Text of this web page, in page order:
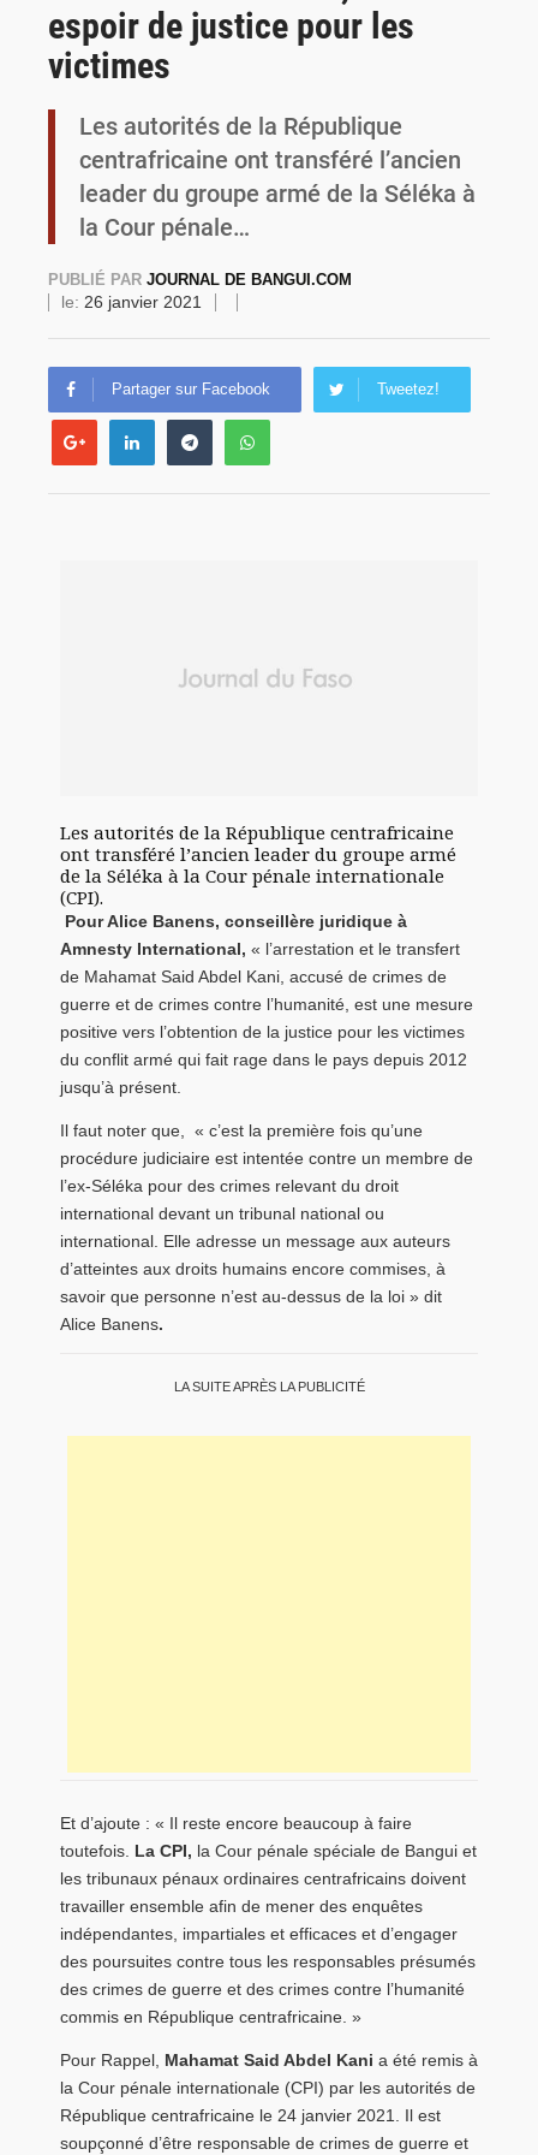
espoir de justice pour les
victimes
Les autorités de la République
centrafricaine ont transféré l’ancien
leader du groupe armé de la Séléka à
la Cour pénale…
PUBLIÉ PAR JOURNAL DE BANGUI.COM
le: 26 janvier 2021
Partager sur Facebook Tweetez!
Les autorités de la République centrafricaine
ont transféré l’ancien leader du groupe armé
de la Séléka à la Cour pénale internationale
(CPI).
Pour Alice Banens, conseillère juridique à
Amnesty International, « l’arrestation et le transfert
de Mahamat Said Abdel Kani, accusé de crimes de
guerre et de crimes contre l’humanité, est une mesure
positive vers l’obtention de la justice pour les victimes
du conflit armé qui fait rage dans le pays depuis 2012
jusqu’à présent.
Il faut noter que, « c’est la première fois qu’une
procédure judiciaire est intentée contre un membre de
l’ex-Séléka pour des crimes relevant du droit
international devant un tribunal national ou
international. Elle adresse un message aux auteurs
d’atteintes aux droits humains encore commises, à
savoir que personne n’est au-dessus de la loi » dit
Alice Banens.
LA SUITE APRÈS LA PUBLICITÉ
Et d’ajoute : « Il reste encore beaucoup à faire
toutefois. La CPI, la Cour pénale spéciale de Bangui et
les tribunaux pénaux ordinaires centrafricains doivent
travailler ensemble afin de mener des enquêtes
indépendantes, impartiales et efficaces et d’engager
des poursuites contre tous les responsables présumés
des crimes de guerre et des crimes contre l’humanité
commis en République centrafricaine. »
Pour Rappel, Mahamat Said Abdel Kani a été remis à
la Cour pénale internationale (CPI) par les autorités de
République centrafricaine le 24 janvier 2021. Il est
soupçonné d’être responsable de crimes de guerre et